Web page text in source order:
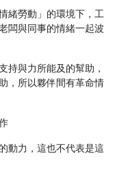
緒勞動」的環境下，工
闆與同事的情緒一起波
持與力所能及的幫助，
，所以夥伴間有革命情
動力，這也不代表是這